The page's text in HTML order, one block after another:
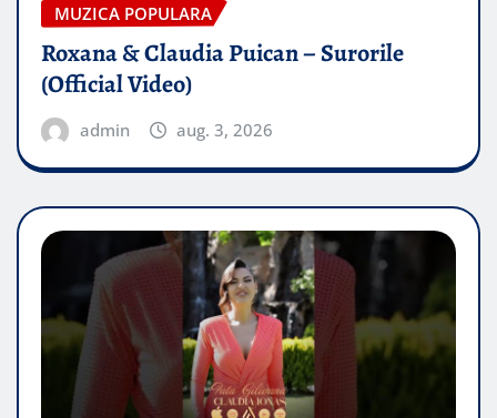
MUZICA POPULARA
Roxana & Claudia Puican – Surorile
(Official Video)
admin aug. 3, 2026